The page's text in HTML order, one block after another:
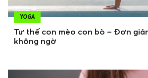
YOGA
Tư thế con mèo con bò – Đơn
không ngờ